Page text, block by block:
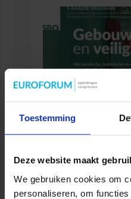
Toestemming
Deze website maakt
We gebruiken cookies om
personaliseren, om